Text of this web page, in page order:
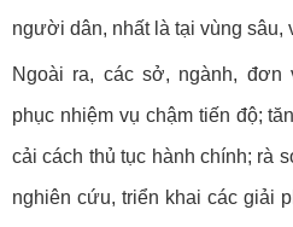
người dân, nhất là tại vùng sâu,
Ngoài ra, các sở, ngành,
phục nhiệm vụ chậm tiến độ;
cải cách thủ tục hành chính; rà
nghiên cứu, triển khai các giải